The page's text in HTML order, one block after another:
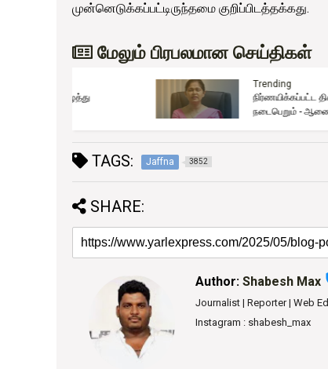
முன்னெடுக்கப்பட்டிருந்தமை குறிப்பிடத்தக்கது.
மேலும் பிரபலமான செய்திகள்
Trending
நிர்ணயிக்கப்பட்ட திகதிகளில்
நடைபெறும் - ஆணையாளர் நாயகம்
TAGS: Jaffna 3852
SHARE:
Author: Shabesh Max
Journalist | Reporter | Web
Instagram : shabesh_max